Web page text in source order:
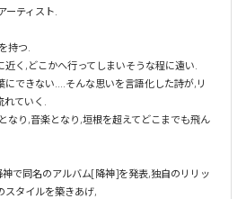
ーティスト.
持つ.
く,どこかへ行ってしまいそうな程に遠い.
にできない....そんな思いを言語化した詩が,リ
ていく.
なり,音楽となり,垣根を超えてどこまでも飛ん
で同名のアルバム[降神]を発表,独自のリリッ
スタイルを築きあげ,